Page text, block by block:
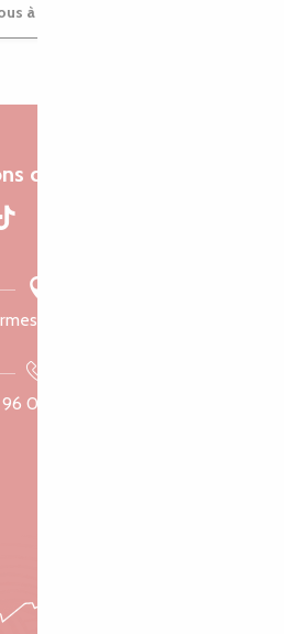
à notre newsletter
connectés
22300 Lannion
05 60 70